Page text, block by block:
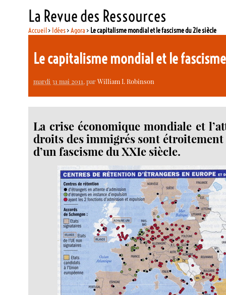
La Revue des Ressources
Accueil> Idées>Agora > Le capitalisme mondial et le fascisme du 21e siècle
Le capitalisme mondial et le
mardi 31 mai 2011, parWilliam I. Robinson
La crise économique mondiale et
droits des immigrés sont
d’un fascisme du XXIe siècle.